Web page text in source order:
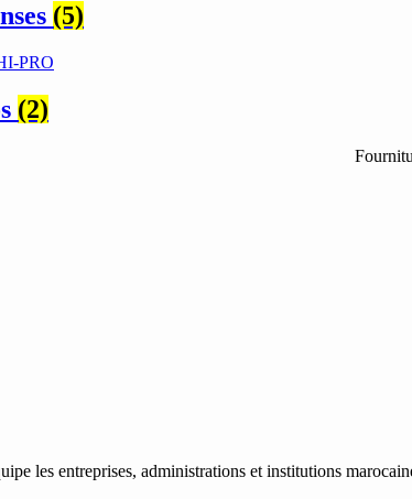
(5)
(2)
les entreprises, administrations et institutions